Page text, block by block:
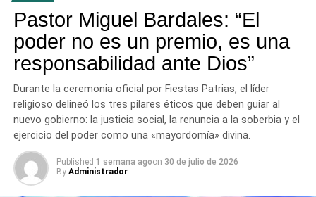
indebida.
Uso de recursos del Canon
La Ley 27829 modifica la Ley del Canon (Ley 27506)
para permitir que los gobiernos regionales y locales
utilicen estos fondos en el financiamiento de Bonos
Familiares Habitacionales y en la construcción de
viviendas rurales. Estas medidas se implementarán
mediante convenios con el Ministerio de Vivienda o el
Fondo Mivivienda, ampliando así el alcance del apoyo
Pastor Miguel Bardales: “El
poder no es un premio, es una
responsabilidad ante Dios”
Durante la ceremonia oficial por Fiestas Patrias, el líder
religioso delineó los tres pilares éticos que deben guiar al
nuevo gobierno: la justicia social, la renuncia a la soberbia y el
ejercicio del poder como una «mayordomía» divina.
Published 1 semana agoon 30 de julio de 2026
By Administrador